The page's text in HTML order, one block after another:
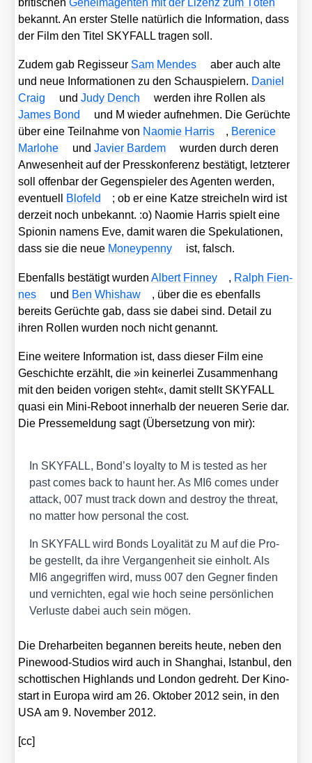
bri­ti­schenGeheim­agen­ten mit der Lizenz zum Töten
bekannt. An ers­ter Stel­le natür­lich die Infor­ma­ti­on, dass
der Film den Titel SKYFALL tra­gen soll.
Zudem gab Regis­seur Sam Men­des
aber auch alte
und neue Infor­ma­tio­nen zu den Schau­spie­lern. Dani­el
Craig
undJudy Dench
wer­den ihre Rol­len als
James Bond
und M wie­der auf­neh­men. Die Gerüch­te
über eine Teil­nah­me von Nao­mie Har­ris , Bere­nice
Mar­lo­he
undJavier Bar­dem
wur­den durch deren
Anwe­sen­heit auf der Press­kon­fe­renz bestä­tigt, letz­te­rer
soll offen­bar der Gegen­spie­ler des Agen­ten wer­den,
even­tu­ell Blo­feld
; ob er eine Kat­ze strei­cheln wird ist
der­zeit noch unbe­kannt. :o) Nao­mie Har­ris spielt eine
Spio­nin namens Eve, damit waren die Spe­ku­la­tio­nen,
dass sie die neue Money­pen­ny ist, falsch.
Eben­falls bestä­tigt wur­denAlbert Fin­ney , Ralph Fien­
nes
und Ben Whis­haw
, über die es eben­falls
bereits Gerüch­te gab, dass sie dabei sind. Detail zu
ihren Rol­len wur­den noch nicht genannt.
Eine wei­te­re Infor­ma­ti­on ist, dass die­ser Film eine
Geschich­te erzählt, die »in kei­ner­lei Zusam­men­hang
mit den bei­den vori­gen steht«, damit stellt SKYFALL
qua­si ein Mini-Reboot inner­halb der neue­ren Serie dar.
Die Pres­se­mel­dung sagt (Über­set­zung von mir):
In SKYFALL, Bond’s loyal­ty to M is tes­ted as her
past comes back to haunt her. As MI6 comes under
attack, 007 must track down and des­troy the thre­at,
no mat­ter how per­so­nal the cost.
In SKYFALL wird Bonds Loya­li­tät zu M auf die Pro­
be gestellt, da ihre Ver­gan­gen­heit sie ein­holt. Als
MI6 ange­grif­fen wird, muss 007 den Geg­ner fin­den
und ver­nich­ten, egal wie hoch sei­ne per­sön­li­chen
Ver­lus­te dabei auch sein mögen.
Die Dreh­ar­bei­ten began­nen bereits heu­te, neben den
Pine­wood-Stu­di­os wird auch in Shang­hai, Istan­bul, den
schot­ti­schen High­lands und Lon­don gedreht. Der Kino­
start in Euro­pa wird am 26. Okto­ber 2012 sein, in den
USA am 9. Novem­ber 2012.
[cc]